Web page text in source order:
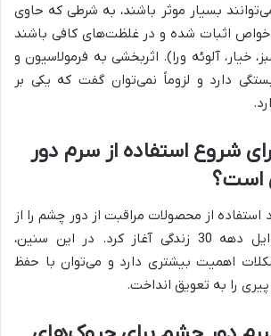
بسیار موثر باشند، به شرطی که حاوی
اثبات شده و در غلظت‌های کافی باشند
خیار، آلوئه ورا). اثربخشی به فرمولاسیون و
دارد و لزوماً نمی‌توان گفت که یکی بر
شروع استفاده از سرم دور
است؟
از محصولات مراقبت از دور چشم را از
اواخر دهه 20 یا اوایل دهه 30 زندگی آغاز کرد. در این سنین،
اهمیت بیشتری دارد و می‌توان با حفظ
را به تعویق انداخت.